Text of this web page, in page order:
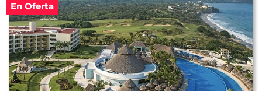
En Oferta